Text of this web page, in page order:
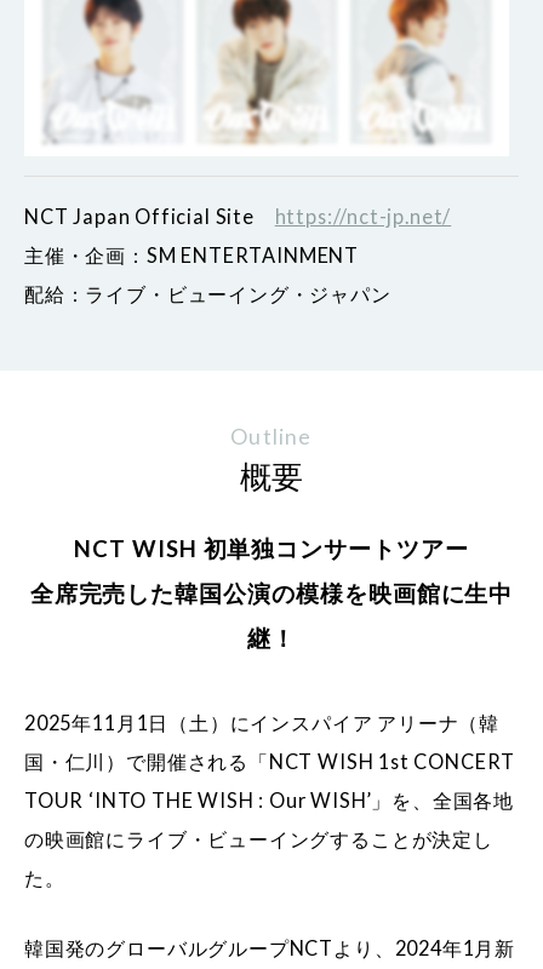
NCT Japan Official Site https://nct-jp.net/
主催・企画：SM ENTERTAINMENT
配給：ライブ・ビューイング・ジャパン
Outline
概要
NCT WISH 初単独コンサートツアー
全席完売した韓国公演の模様を映画館に生中
継！
2025年11月1日（土）にインスパイア アリーナ（韓
国・仁川）で開催される「NCT WISH 1st CONCERT
TOUR ‘INTO THE WISH : Our WISH’」を、全国各地
の映画館にライブ・ビューイングすることが決定し
た。
韓国発のグローバルグループNCTより、2024年1月新